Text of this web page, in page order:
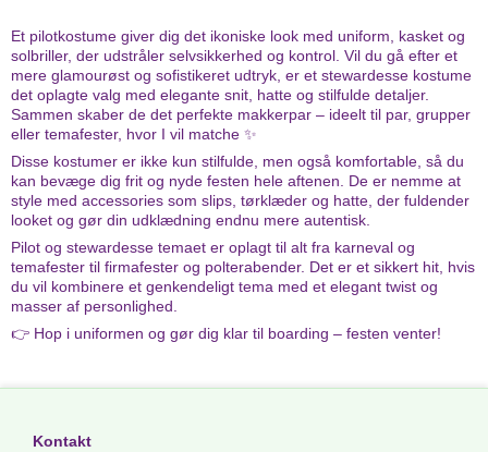
Et pilotkostume giver dig det ikoniske look med uniform, kasket og
solbriller, der udstråler selvsikkerhed og kontrol. Vil du gå efter et
mere glamourøst og sofistikeret udtryk, er et stewardesse kostume
det oplagte valg med elegante snit, hatte og stilfulde detaljer.
Sammen skaber de det perfekte makkerpar – ideelt til par, grupper
eller temafester, hvor I vil matche ✨
Disse kostumer er ikke kun stilfulde, men også komfortable, så du
kan bevæge dig frit og nyde festen hele aftenen. De er nemme at
style med accessories som slips, tørklæder og hatte, der fuldender
looket og gør din udklædning endnu mere autentisk.
Pilot og stewardesse temaet er oplagt til alt fra karneval og
temafester til firmafester og polterabender. Det er et sikkert hit, hvis
du vil kombinere et genkendeligt tema med et elegant twist og
masser af personlighed.
👉 Hop i uniformen og gør dig klar til boarding – festen venter!
Kontakt